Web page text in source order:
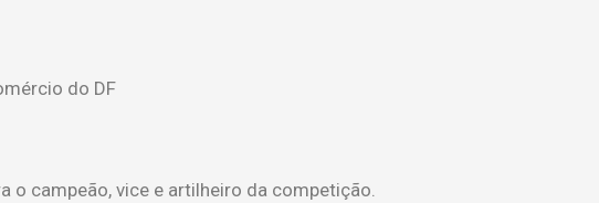
do DF
o campeão, vice e artilheiro da competição.